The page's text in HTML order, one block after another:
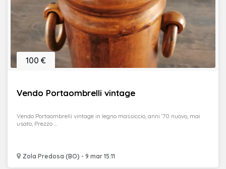
Vendo Portaombrelli vintage
Zola Predosa (BO) - 9 mar 15:11
100 €
Vendo Portaombrelli vintage in legno massiccio, anni '70 nuovo, mai
usato; Prezzo ...